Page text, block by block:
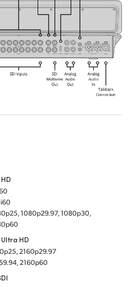
1080p29.97, 1080p30,
HD
2160p29.97
2160p60